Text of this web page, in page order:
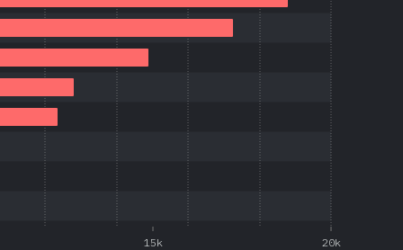
15k 20k